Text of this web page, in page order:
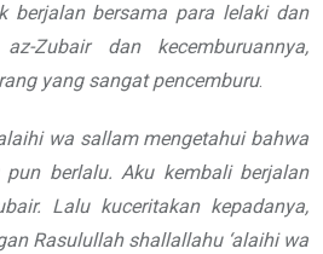
berjalan bersama para lelaki dan
Zubair dan kecemburuannya,
yang sangat pencemburu.
wa sallam mengetahui bahwa
berlalu. Aku kembali berjalan
Lalu kuceritakan kepadanya,
Rasulullah shallallahu ‘alaihi wa